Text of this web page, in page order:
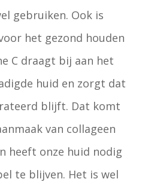
gebruiken. Ook is
het gezond houden
C draagt bij aan het
huid en zorgt dat
blijft. Dat komt
van collageen
heeft onze huid nodig
te blijven. Het is wel